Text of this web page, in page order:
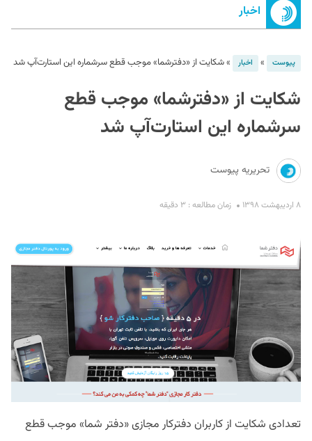
اخبار
پیوست » اخبار »شکایت از «دفترشما» موجب قطع سرشماره این استارت‌آپ شد
شکایت از «دفترشما» موجب قطع
سرشماره این استارت‌آپ شد
تحریریه پیوست
۸ اردیبهشت ۱۳۹۸ زمان مطالعه : ۳ دقیقه
تعدادی شکایت از کاربران دفترکار مجازی «دفتر شما» موجب قطع